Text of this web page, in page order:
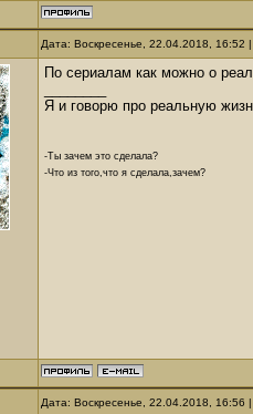
Дата: Воскресенье, 22.04.2018,
По сериалам как можно о
Я и говорю про реальную
-Ты зачем это сделала?
-Что из того,что я сделала,зачем?
Дата: Воскресенье, 22.04.2018,